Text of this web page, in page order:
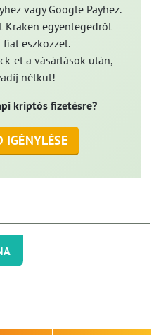
vagy Google Payhez.
Kraken egyenlegedről
eszközzel.
et a vásárlások után,
nélkül!
kriptós fizetésre?
IGÉNYLÉSE